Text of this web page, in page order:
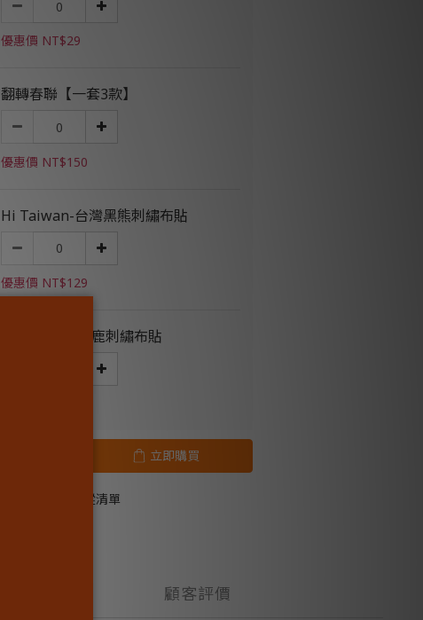
優惠價 NT$29
翻轉春聯【一套3款】
優惠價 NT$150
Hi Taiwan-台灣黑熊刺繡布貼
優惠價 NT$129
數字台灣-梅花鹿刺繡布貼
立即購買
加入追蹤清單
顧客評價